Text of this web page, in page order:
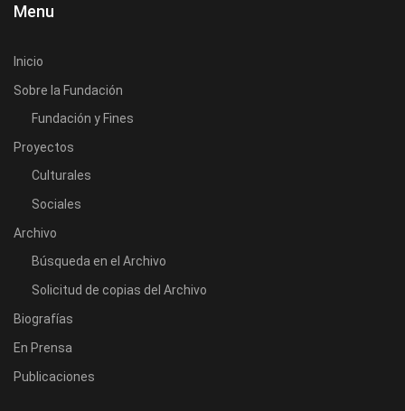
Menu
Inicio
Sobre la Fundación
Fundación y Fines
Proyectos
Culturales
Sociales
Archivo
Búsqueda en el Archivo
Solicitud de copias del Archivo
Biografías
En Prensa
Publicaciones